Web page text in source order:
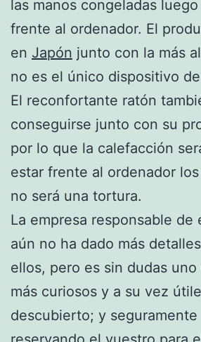
las manos congeladas
frente al ordenador. El
en Japón junto con la más
no es el único dispositivo
El reconfortante ratón
conseguirse junto con su
por lo que la calefacción
estar frente al ordenador
no será una tortura.
La empresa responsable de
aún no ha dado más
ellos, pero es sin dudas
más curiosos y a su vez
descubierto; y seguramente